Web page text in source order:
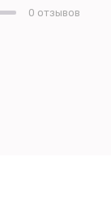
0 отзывов